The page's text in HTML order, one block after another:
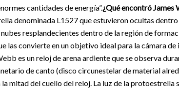
cantidades de energía”.¿Qué encontró James
denominada L1527 que estuvieron ocultas dentro
resplandecientes dentro de la región de
las convierte en un objetivo ideal para la cámara
es un reloj de arena ardiente que se observa
de canto (disco circunestelar de material
la mitad del cuello del reloj. La luz de la